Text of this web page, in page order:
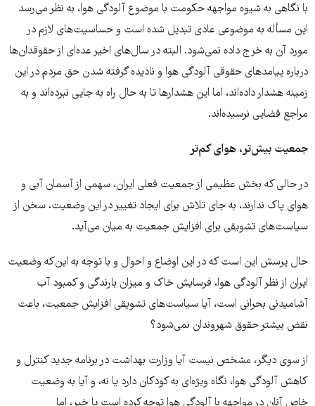
با نگاهی به شیوه مواجهه حکومت با موضوع آلودگی هوا، به نظر می‌رسد
این مسأله به موضوعی عادی تبدیل شده است و حساسیت‌های لازم در
مورد آن به خرج داده نمی‌شود. البته در سال‌های اخیر عده‌ای از حقوقدان‌ها
درباره پیامدهای حقوقی آلودگی هوا و نادیده گرفته شدن حق مردم در این
زمینه هشدار داده‌اند، اما این هشدارها تا به حال راه به جایی نبرده‌اند و به
مراجع قضایی نرسیده‌اند.
جمعیت بیش‌تر، هوای کم‌تر
در حالی که بخش عظیمی از جمعیت فعلی ایران، سهمی از آسمان آبی و
هوای پاک ندارند، به جای تلاش برای ایجاد تغییر در این وضعیت، سخن از
سیاست‌های تشویقی برای افزایش جمعیت به میان می‌آید.
حال پرسش این است که در این اوضاع و احوال و با توجه به این‌که وضعیت
ایران از نظر آلودگی هوا، فرسایش خاک و میزان بارندگی و کمبود آب
آشامیدنی بحرانی است، آیا سیاست‌های تشویقی افزایش جمعیت، باعث
نقض بیشتر حقوق شهروندان نمی‌شود؟
از سوی دیگر، مشخص نیست آیا وزارت بهداشت در برنامه جدید کنترل و
کاهش آلودگی هوا، نگاه ویژه‌ای به کودکان دارد یا نه، و آیا به وضعیت